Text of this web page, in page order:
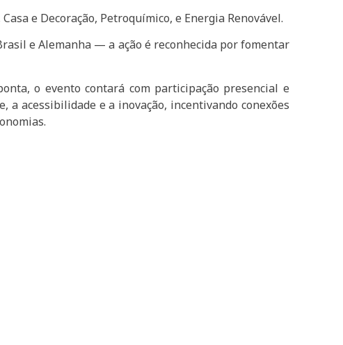
e Decoração, Petroquímico, e Energia Renovável.
e Alemanha — a ação é reconhecida por fomentar
o evento contará com participação presencial e
acessibilidade e a inovação, incentivando conexões